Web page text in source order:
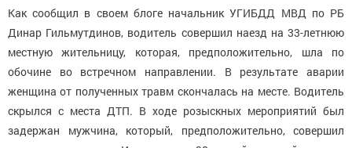
Как сообщил в своем блоге начальник УГИБДД МВД по РБ
Динар Гильмутдинов, водитель совершил наезд на 33-летнюю
местную жительницу, которая, предположительно, шла по
обочине во встречном направлении. В результате аварии
женщина от полученных травм скончалась на месте. Водитель
скрылся с места ДТП. В ходе розыскных мероприятий был
задержан мужчина, который, предположительно, совершил